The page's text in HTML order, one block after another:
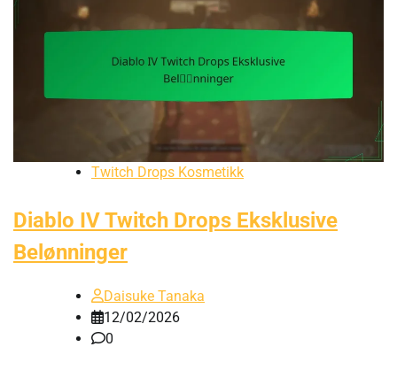
Twitch Drops Kosmetikk
Diablo IV Twitch Drops Eksklusive
Belønninger
Daisuke Tanaka
12/02/2026
0